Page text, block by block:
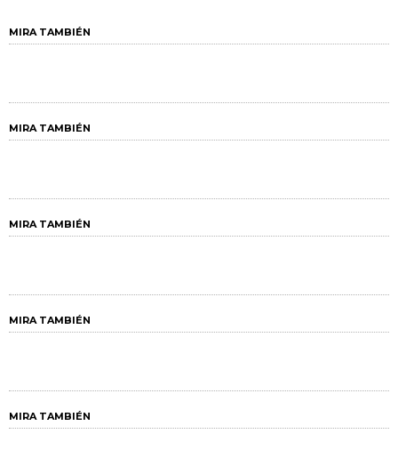
MIRA TAMBIÉN
MIRA TAMBIÉN
MIRA TAMBIÉN
MIRA TAMBIÉN
MIRA TAMBIÉN